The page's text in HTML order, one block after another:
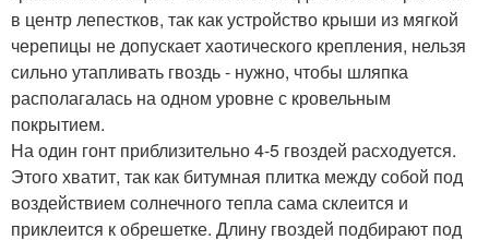
в центр лепестков, так как устройство крыши из мягкой
черепицы не допускает хаотического крепления, нельзя
сильно утапливать гвоздь - нужно, чтобы шляпка
располагалась на одном уровне с кровельным
покрытием.
На один гонт приблизительно 4-5 гвоздей расходуется.
Этого хватит, так как битумная плитка между собой под
воздействием солнечного тепла сама склеится и
приклеится к обрешетке. Длину гвоздей подбирают под